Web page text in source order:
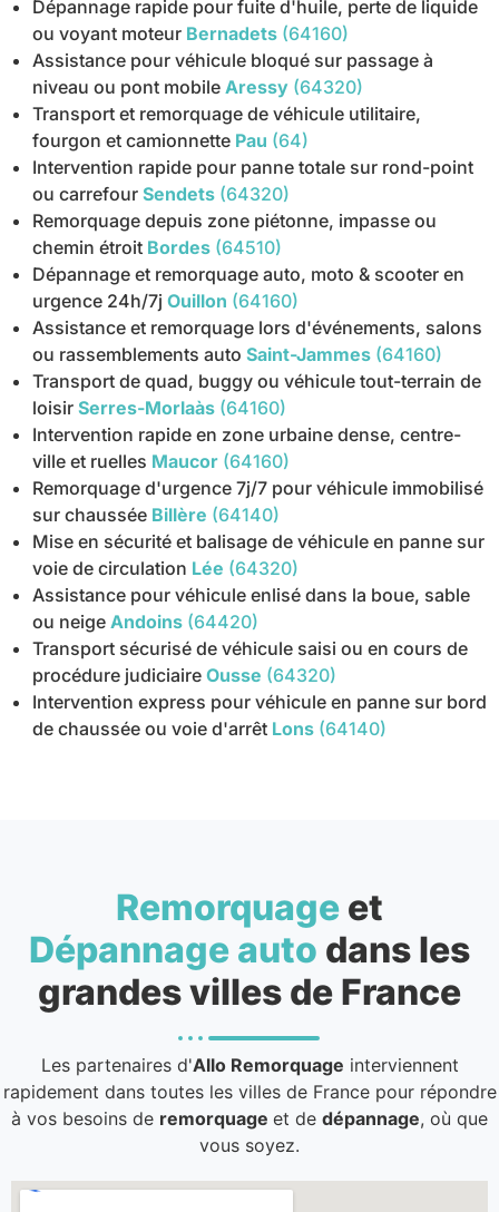
Dépannage rapide pour fuite d'huile, perte de liquide
ou voyant moteur Bernadets (64160)
Assistance pour véhicule bloqué sur passage à
niveau ou pont mobile Aressy (64320)
Transport et remorquage de véhicule utilitaire,
fourgon et camionnette Pau (64)
Intervention rapide pour panne totale sur rond-point
ou carrefour Sendets (64320)
Remorquage depuis zone piétonne, impasse ou
chemin étroit Bordes (64510)
Dépannage et remorquage auto, moto & scooter en
urgence 24h/7j Ouillon (64160)
Assistance et remorquage lors d'événements, salons
ou rassemblements auto Saint-Jammes (64160)
Transport de quad, buggy ou véhicule tout-terrain de
loisir Serres-Morlaàs (64160)
Intervention rapide en zone urbaine dense, centre-
ville et ruelles Maucor (64160)
Remorquage d'urgence 7j/7 pour véhicule immobilisé
sur chaussée Billère (64140)
Mise en sécurité et balisage de véhicule en panne sur
voie de circulation Lée (64320)
Assistance pour véhicule enlisé dans la boue, sable
ou neige Andoins (64420)
Transport sécurisé de véhicule saisi ou en cours de
procédure judiciaire Ousse (64320)
Intervention express pour véhicule en panne sur bord
de chaussée ou voie d'arrêt Lons (64140)
Remorquage et
Dépannage auto dans les
grandes villes de France
Les partenaires d'Allo Remorquage interviennent
rapidement dans toutes les villes de France pour répondre
à vos besoins de remorquage et de dépannage, où que
vous soyez.